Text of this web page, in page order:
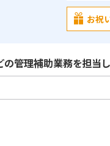
お祝
管理補助業務を担当し